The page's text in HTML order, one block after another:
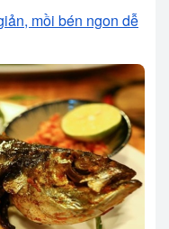
mồi bén ngon dễ